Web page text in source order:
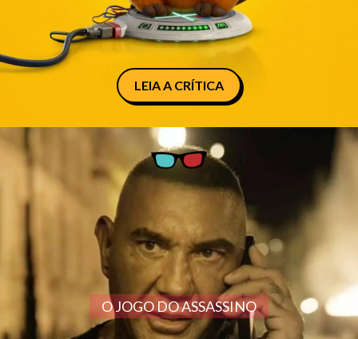
LEIA A CRÍTICA
O JOGO DO ASSASSINO